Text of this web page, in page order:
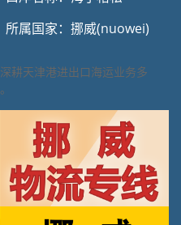
所属国家：挪威(nuowei)
耕天津港进出口海运业务多